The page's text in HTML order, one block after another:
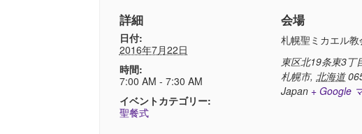
詳細
日付:
2016年7月22日
時間:
7:00 AM - 7:30 AM
イベントカテゴリー:
聖餐式
会場
札幌聖ミカエル教
東区北19条東3丁
札幌市, 北海道
Japan + Google